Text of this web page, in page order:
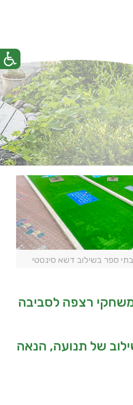
ספר בשילוב דשא סינטטי
רצפה לסביבה
של תנועה, הנאה